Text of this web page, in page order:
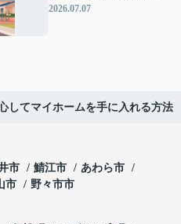
住宅！購入前に知りた
2026.07.07
してマイホームを手に入れる方法
市 鯖江市
あわら市
市 野々市市